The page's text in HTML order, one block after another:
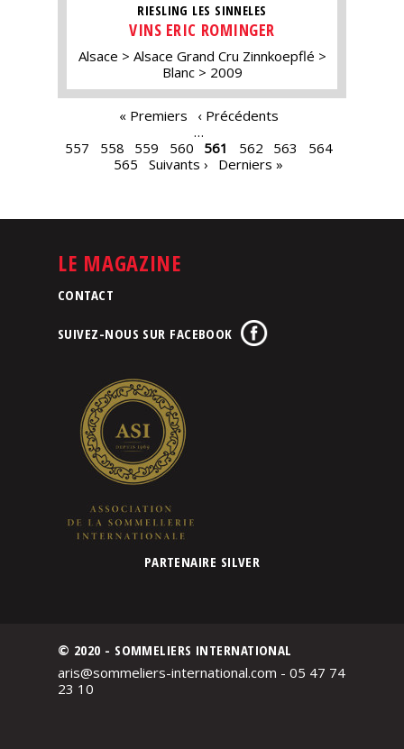
RIESLING LES SINNELES
VINS ERIC ROMINGER
Alsace
Alsace Grand Cru Zinnkoepflé
Blanc
2009
« Premiers
‹ Précédents
…
557
558 559 560 561 562 563
564
565
Suivants › Derniers »
LE MAGAZINE
CONTACT
SUIVEZ-NOUS SUR FACEBOOK
PARTENAIRE SILVER
© 2020 - SOMMELIERS INTERNATIONAL
aris@sommeliers-international.com - 05 47 74
23 10